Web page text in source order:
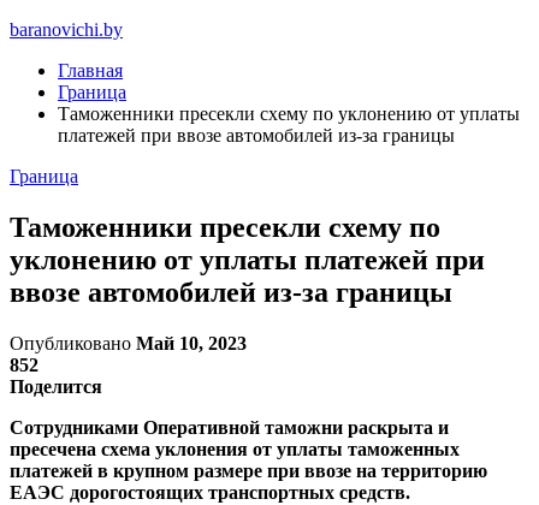
baranovichi.by
Главная
Граница
Таможенники пресекли схему по уклонению от уплаты
платежей при ввозе автомобилей из-за границы
Граница
Таможенники пресекли схему по
уклонению от уплаты платежей при
ввозе автомобилей из-за границы
Опубликовано Май 10, 2023
852
Поделится
Сотрудниками Оперативной таможни раскрыта и
пресечена схема уклонения от уплаты таможенных
платежей в крупном размере при ввозе на территорию
ЕАЭС дорогостоящих транспортных средств.